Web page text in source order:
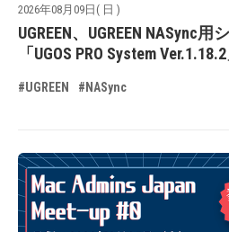
2026年08月09日( 日 )
UGREEN、UGREEN NASync
「UGOS PRO System
#UGREEN #NASync